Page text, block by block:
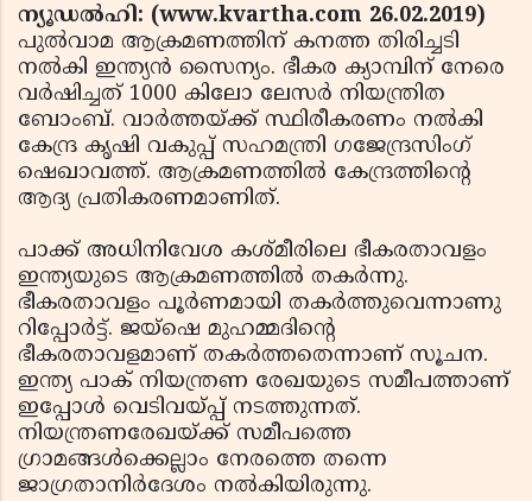
ന്യൂഡല്‍ഹി: (www.kvartha.com 26.02.2019)
പുല്‍വാമ ആക്രമണത്തിന് കനത്ത തിരിച്ചടി
നല്‍കി ഇന്ത്യന്‍ സൈന്യം. ഭീകര ക്യാമ്പിന് നേരെ
വര്‍ഷിച്ചത് 1000 കിലോ ലേസര്‍ നിയന്ത്രിത
ബോംബ്. വാര്‍ത്തയ്ക്ക് സ്ഥിരീകരണം നല്‍കി
കേന്ദ്ര കൃഷി വകുപ്പ് സഹമന്ത്രി ഗജേന്ദ്രസിംഗ്
ഷെഖാവത്ത്. ആക്രമണത്തില്‍ കേന്ദ്രത്തിന്റെ
ആദ്യ പ്രതികരണമാണിത്.
പാക്ക് അധിനിവേശ കശ്മീരിലെ ഭീകരതാവളം
ഇന്ത്യയുടെ ആക്രമണത്തില്‍ തകര്‍ന്നു.
ഭീകരതാവളം പൂര്‍ണമായി തകര്‍ത്തുവെന്നാണു
റിപ്പോര്‍ട്ട്. ജയ്‌ഷെ മുഹമ്മദിന്റെ
ഭീകരതാവളമാണ് തകര്‍ത്തതെന്നാണ് സൂചന.
ഇന്ത്യ പാക് നിയന്ത്രണ രേഖയുടെ സമീപത്താണ്
ഇപ്പോള്‍ വെടിവയ്പ്പ് നടത്തുന്നത്.
നിയന്ത്രണരേഖയ്ക്ക് സമീപത്തെ
ഗ്രാമങ്ങള്‍ക്കെല്ലാം നേരത്തെ തന്നെ
ജാഗ്രതാനിര്‍ദേശം നല്‍കിയിരുന്നു.